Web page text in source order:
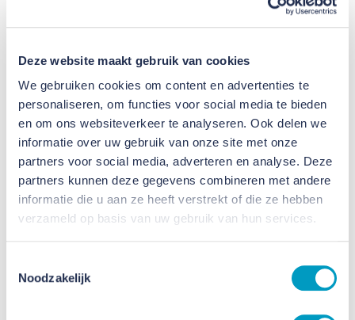
Deze website maakt gebruik van cookies
We gebruiken cookies om content en advertenties te
personaliseren, om functies voor social media te bieden
en om ons websiteverkeer te analyseren. Ook delen we
informatie over uw gebruik van onze site met onze
partners voor social media, adverteren en analyse. Deze
partners kunnen deze gegevens combineren met andere
informatie die u aan ze heeft verstrekt of die ze hebben
verzameld op basis van uw gebruik van hun services.
Noodzakelijk
wordt het middelpunt van het hotel. In de toren
komen unieke vergaderrruimtes en een skybar met
een panoramisch uitzicht over de regio.
Opening in 2026
De opening van Postillion Hotel Breda-Biesbosch is
gepland in 2026, hetzelfde jaar als de afronding
van het vernieuwde knooppunt Hooipolder. Dit
bijzondere moment markeert tevens het 100-jarig
samenkomen.